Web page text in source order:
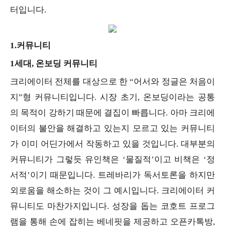
터입니다.
1.커뮤니티
1세대, 온보딩 커뮤니티
크리에이터 전체를 대상으로 한 “어서와 정글은 처음이
지”형 커뮤니티입니다. 시장 초기, 온보딩이라는 공통
의 목적이 강하기 때문에 결집이 빠릅니다. 아마 크리에
이터의 불안을 해결하고 있는지 모르고 있는 커뮤니티
가 이미 어딘가에서 작동하고 있을 것입니다. 대부분의
커뮤니티가 그렇듯 유인책은 ‘물질적’이고 비책은 ‘정
서적’이기 때문입니다. 트레바리가 독서토론을 하지만
외로움을 해소하는 것이 그 예시입니다. 크리에이터 커
뮤니티도 마찬가지입니다. 성장을 돕는 코호트 프로그
램을 통해 손에 잡히는 베네핏을 제공하고 오픈카톡방,